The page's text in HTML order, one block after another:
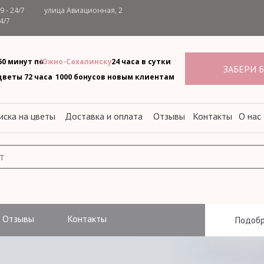
минут по
1000 бонусов новым клиентам
72 часа
Южно-Сахалинску
ЗАБЕРИ
24 часа в сутки
О нас
Доставка и оплата Отзывы Контакты
на цветы
- 24/7
7
улица Авиационная, 2
.
Отзывы Контакты